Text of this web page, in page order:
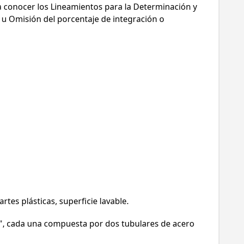
los Lineamientos para la Determinación y
Omisión del porcentaje de integración o
plásticas, superficie lavable.
cada una compuesta por dos tubulares de acero